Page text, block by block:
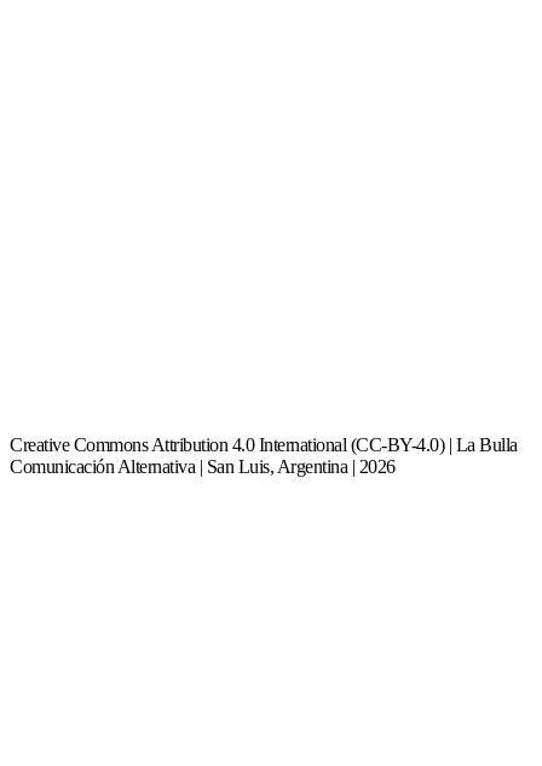
Creative Commons Attribution 4.0 International (CC-BY-4.0) | La Bulla
Comunicación Alternativa | San Luis, Argentina | 2026